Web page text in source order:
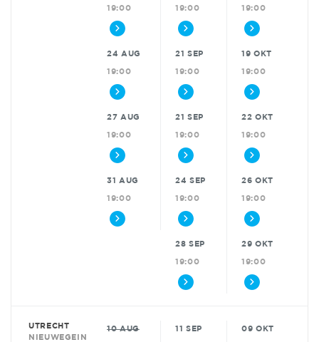
19:00
24 AUG
19:00
27 AUG
19:00
31 AUG
19:00
19:00
21 SEP
19:00
21 SEP
19:00
24 SEP
19:00
28 SEP
19:00
19:00
19 OKT
19:00
22 OKT
19:00
26 OKT
19:00
29 OKT
19:00
UTRECHT
NIEUWEGEIN
10 AUG 11 SEP 09 OKT